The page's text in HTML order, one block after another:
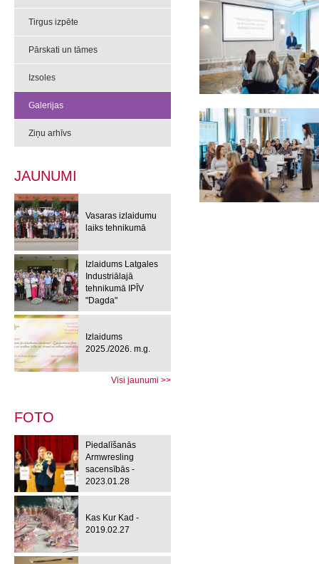
Tirgus izpēte
Pārskati un tāmes
Izsoles
Galerijas
Ziņu arhīvs
JAUNUMI
Vasaras izlaidumu
laiks tehnikumā
Izlaidums Latgales
Industriālajā
tehnikumā IPĪV
"Dagda"
Izlaidums
2025./2026. m.g.
Visi jaunumi >>
FOTO
Piedalīšanās
Armwresling
sacensībās -
2023.01.28
Kas Kur Kad -
2019.02.27